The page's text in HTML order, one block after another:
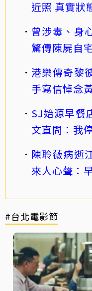
近照 真實狀
曾涉毒、身
驚傳陳屍自
港樂傳奇黎
手寫信悼念
SJ始源早餐
文直問：我
陳聆薇病逝
來人心聲：
#台北電影節